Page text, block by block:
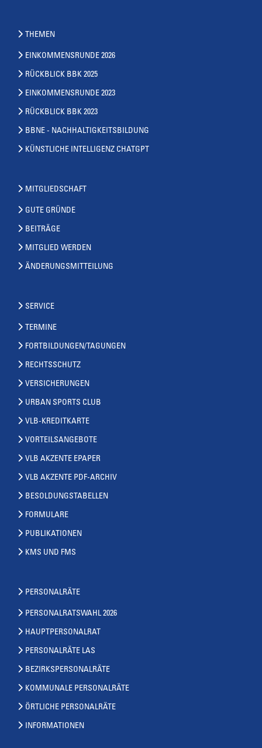
THEMEN
EINKOMMENSRUNDE 2026
RÜCKBLICK BBK 2025
EINKOMMENSRUNDE 2023
RÜCKBLICK BBK 2023
BBNE - NACHHALTIGKEITSBILDUNG
KÜNSTLICHE INTELLIGENZ CHATGPT
MITGLIEDSCHAFT
GUTE GRÜNDE
BEITRÄGE
MITGLIED WERDEN
ÄNDERUNGSMITTEILUNG
SERVICE
TERMINE
FORTBILDUNGEN/TAGUNGEN
RECHTSSCHUTZ
VERSICHERUNGEN
URBAN SPORTS CLUB
VLB-KREDITKARTE
VORTEILSANGEBOTE
VLB AKZENTE EPAPER
VLB AKZENTE PDF-ARCHIV
BESOLDUNGSTABELLEN
FORMULARE
PUBLIKATIONEN
KMS UND FMS
PERSONALRÄTE
PERSONALRATSWAHL 2026
HAUPTPERSONALRAT
PERSONALRÄTE LAS
BEZIRKSPERSONALRÄTE
KOMMUNALE PERSONALRÄTE
ÖRTLICHE PERSONALRÄTE
INFORMATIONEN